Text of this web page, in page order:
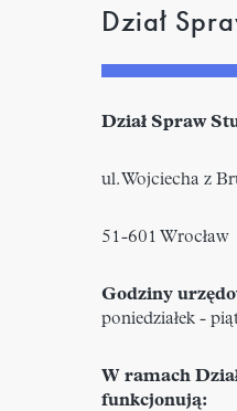
Dział
Dział Spraw
ul. Wojciecha z
51-601 Wrocław
Godziny
poniedziałek -
W ramach
funkcjonują: